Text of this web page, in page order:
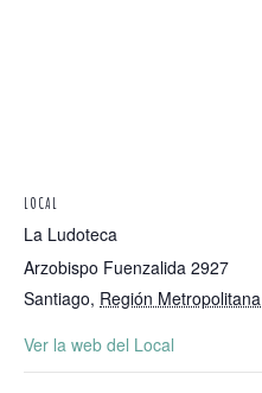
LOCAL
La Ludoteca
Arzobispo Fuenzalida 2927
Santiago, Región Metropolitana
Ver la web del Local